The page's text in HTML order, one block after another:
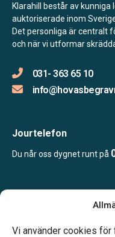
Vi använder cookies
Klarahill består av
auktoriserade inom
Det personliga är centralt
och när vi utformar
031- 363 65 10
Jourtelefon
Du når oss dygnet runt på
Telefonjour dygnet runt.